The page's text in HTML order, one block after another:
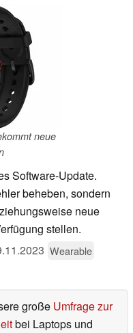
neue
Software-Update.
beheben, sondern
neue
stellen.
Wearable
große Umfrage zur
bei Laptops und